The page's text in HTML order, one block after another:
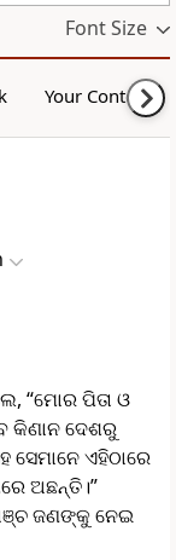
Font Size
Your Content
“ମୋର ପିତା ଓ
କିଣାନ ଦେଶରୁ
ଏହିଠାରେ
ଅଛନ୍ତି।”
ଜଣଙ୍କୁ ନେଇ